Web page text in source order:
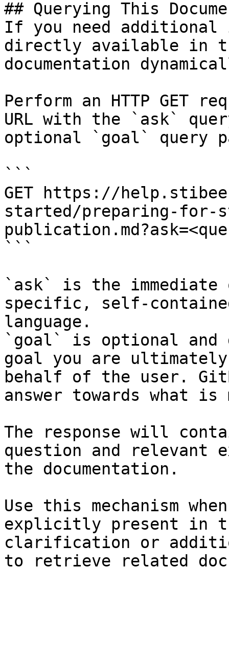
## Querying This
If you need
directly available in
documentation
Perform an HTTP GET
URL with the `ask`
optional `goal` query
```
GET https://
started/preparing-for-
```
`ask` is the
specific, self-
language.
`goal` is optional and
goal you are
behalf of the user.
answer towards what
The response will
question and relevant
the documentation.
Use this mechanism
explicitly present in
clarification or